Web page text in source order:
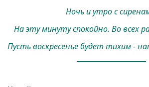
Ночь и утро с
На эту минуту спокойно. Во всех
Пусть воскресенье будет тихим -